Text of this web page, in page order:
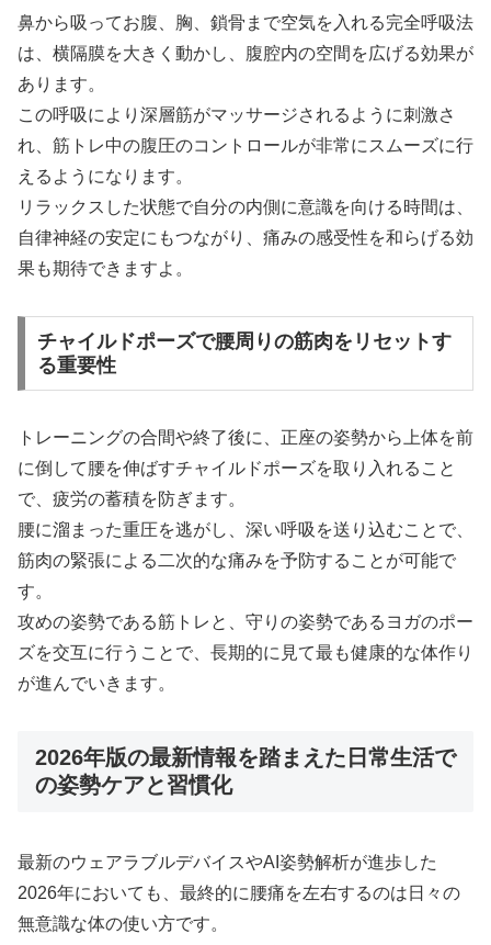
鼻から吸ってお腹、胸、鎖骨まで空気を入れる完全呼吸法
は、横隔膜を大きく動かし、腹腔内の空間を広げる効果が
あります。
この呼吸により深層筋がマッサージされるように刺激さ
れ、筋トレ中の腹圧のコントロールが非常にスムーズに行
えるようになります。
リラックスした状態で自分の内側に意識を向ける時間は、
自律神経の安定にもつながり、痛みの感受性を和らげる効
果も期待できますよ。
チャイルドポーズで腰周りの筋肉をリセットす
る重要性
トレーニングの合間や終了後に、正座の姿勢から上体を前
に倒して腰を伸ばすチャイルドポーズを取り入れること
で、疲労の蓄積を防ぎます。
腰に溜まった重圧を逃がし、深い呼吸を送り込むことで、
筋肉の緊張による二次的な痛みを予防することが可能で
す。
攻めの姿勢である筋トレと、守りの姿勢であるヨガのポー
ズを交互に行うことで、長期的に見て最も健康的な体作り
が進んでいきます。
2026年版の最新情報を踏まえた日常生活で
の姿勢ケアと習慣化
最新のウェアラブルデバイスやAI姿勢解析が進歩した
2026年においても、最終的に腰痛を左右するのは日々の
無意識な体の使い方です。